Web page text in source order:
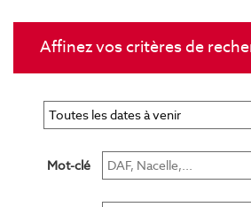
Affinez vos critères de
Mot-clé